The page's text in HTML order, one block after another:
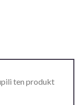
ten produkt